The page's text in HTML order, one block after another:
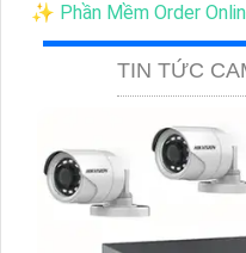
✨ Phần Mềm Order
TIN TỨC